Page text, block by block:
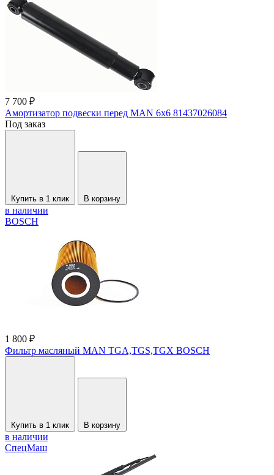
7 700 ₽
Амортизатор подвески перед MAN 6x6 81437026084
Под заказ
Купить в 1 клик В корзину
в наличии
BOSCH
1 800 ₽
Фильтр масляный MAN TGA,TGS,TGX BOSCH
Купить в 1 клик В корзину
в наличии
СпецМаш